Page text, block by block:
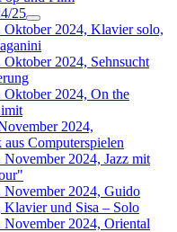
25
Oktober 2024, Klavier solo,
Oktober 2024, Sehnsucht
Oktober 2024, On the
2024,
Computerspielen
November 2024, Jazz mit
November 2024, Guido
Klavier und Sisa – Solo
November 2024, Oriental